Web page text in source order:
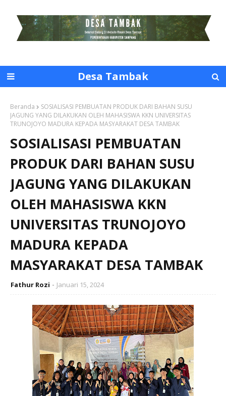
Desa Tambak
Beranda
SOSIALISASI PEMBUATAN PRODUK DARI BAHAN SUSU
JAGUNG YANG DILAKUKAN OLEH MAHASISWA KKN UNIVERSITAS
TRUNOJOYO MADURA KEPADA MASYARAKAT DESA TAMBAK
SOSIALISASI PEMBUATAN
PRODUK DARI BAHAN SUSU
JAGUNG YANG DILAKUKAN
OLEH MAHASISWA KKN
UNIVERSITAS TRUNOJOYO
MADURA KEPADA
MASYARAKAT DESA TAMBAK
Fathur Rozi Januari 15, 2024